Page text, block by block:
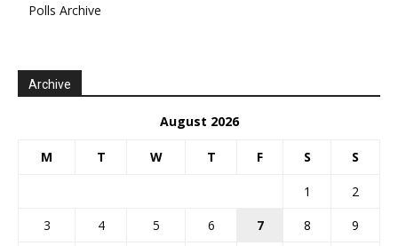
Polls Archive
Archive
August 2026
M T W T F S S
1
2
3
4 5 6 7 8
9